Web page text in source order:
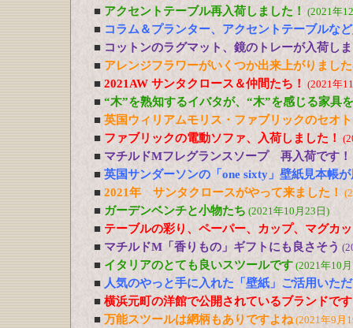
■ アクセントテーブル再入荷しました！ (2021年
■ コラム＆プランター、アクセントテーブルな
■ コットンのラグマット、鏡のトレーが入荷し
■ アレンジフラワーがいくつか出来上がりまし
■ 2021AW サンタクロース＆仲間たち！ (2021年
■ “木”を熟知するイバタが、“木”を感じる家具
■ 英国ウィリアムモリス・ファブリックのセオ
■ ファブリックの電動ソファ、入荷しました！
■ マチルドMフレグランスソープ 再入荷です！
■ 英国サンダーソンの「one sixty」壁紙見本帳
■ 2021年 サンタクロースがやって来ました！
■ ガーデンベンチと小物たち (2021年10月23日)
■ テーブルの彩り、ペーパー、カップ、マグカ
■ マチルドM「香りもの」ギフトにも良さそう
■ イタリアのとても良いスツールです (2021年10
■ 人気のやっと手に入れた「壁紙」ご活用いた
■ 横浜元町の洋館で公開されているブランドで
■ 万能スツールは網柄もありですよね(2021年9月